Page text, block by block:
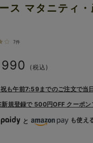
ス マタニティ
7件
(税込)
も午前7:59までのご注文で当
新規登録で 500円OFF クーポン
と も使え